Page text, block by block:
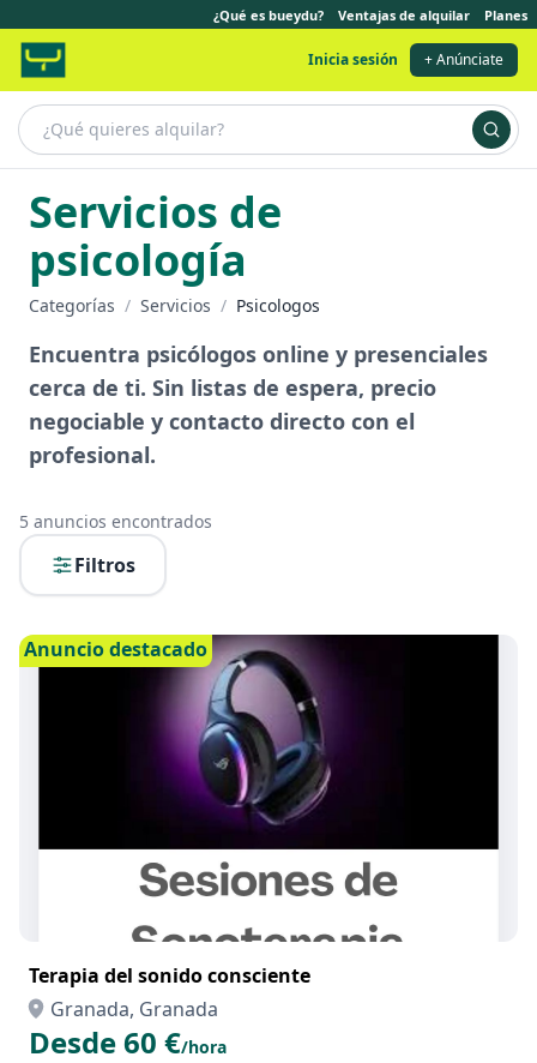
¿Qué es bueydu? Ventajas de alquilar Planes
Inicia sesión + Anúnciate
Servicios de
psicología
Categorías / Servicios / Psicologos
Encuentra psicólogos online y presenciales
cerca de ti. Sin listas de espera, precio
negociable y contacto directo con el
profesional.
5 anuncios encontrados
Filtros
Anuncio destacado
Terapia del sonido consciente
Granada, Granada
Desde 60 €/hora